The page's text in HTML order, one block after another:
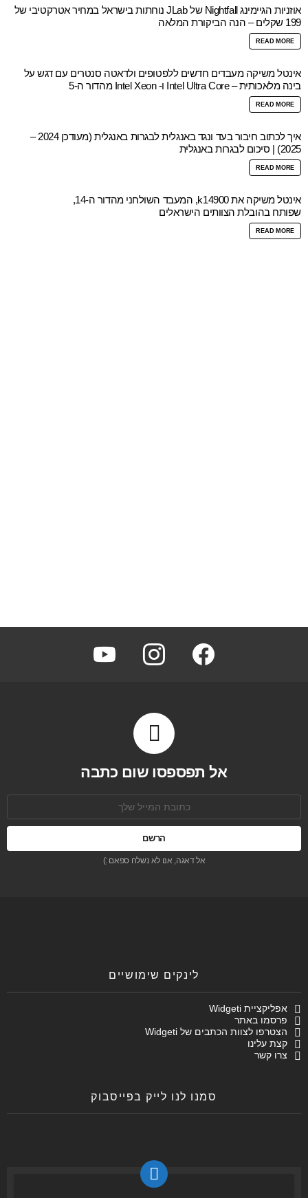
אוזניות הגיימינג Nightfall של JLab נוחתות בישראל במחיר אטרקטיבי של
199 שקלים – הנה הביקורת המלאה
READ MORE
אינטל משיקה מעבדים חדשים ללפטופים ולדאטה סנטרים עם דגש על
בינה מלאכותית – Intel Ultra Core ו- Intel Xeon מהדור ה-5
READ MORE
איך לכתוב חיבור בעד ונגד באנגלית לבגרות באנגלית (מעודכן 2024 –
2025) | סיכום לבגרות באנגלית
READ MORE
אינטל משיקה את k14900, המעבד השולחני מהדור ה-14,
שפותח בהובלת הצוותים הישראלים
READ MORE
facebook
instagram
youtube
אל תפספסו שום כתבה
אל דאגה, אנו לא נשלח ספאם :)
לינקים שימושיים
אפליקציית Widgeti
פרסמו באתר
הצטרפו לצוות הכתבים של Widgeti
קצת עלינו
צרו קשר
סמנו לנו לייק בפייסבוק